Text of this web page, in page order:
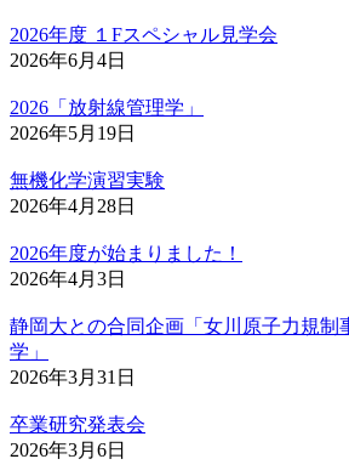
2026年度 １Fスペシャル見学会
2026年6月4日
2026「放射線管理学」
2026年5月19日
無機化学演習実験
2026年4月28日
2026年度が始まりました！
2026年4月3日
静岡大との合同企画「女川原子力規制
学」
2026年3月31日
卒業研究発表会
2026年3月6日